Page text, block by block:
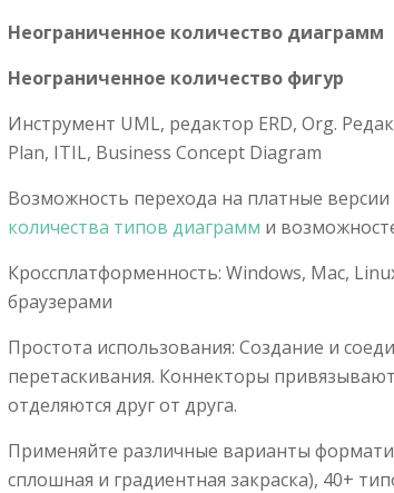
Неограниченное количество диаграмм
Неограниченное количество фигур
Инструмент UML, редактор ERD, Org.
Plan, ITIL, Business Concept Diagram
Возможность перехода на платные версии
количества типов диаграмм и
Кроссплатформенность: Windows, Mac,
браузерами
Простота использования: Создание и
перетаскивания. Коннекторы
отделяются друг от друга.
Применяйте различные варианты
сплошная и градиентная закраска), 40+